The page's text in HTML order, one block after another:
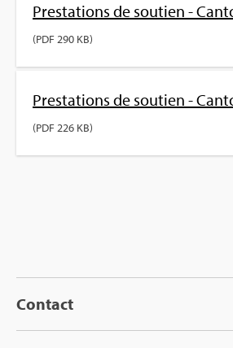
Contact
Pres­ta­tions de sou­tien -
(PDF 290 KB)
Pres­ta­tions de sou­tien -
(PDF 226 KB)